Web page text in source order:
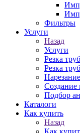
Фильтры
Услуги
Назад
Услуги
Резка
Резка
Создание
Подбор
Каталоги
Как купить
Назад
Как